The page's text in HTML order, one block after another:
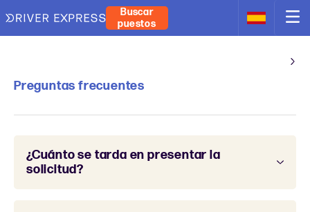
Buscar
puestos
Preguntas frecuentes
¿Cuánto se tarda en presentar la
solicitud?